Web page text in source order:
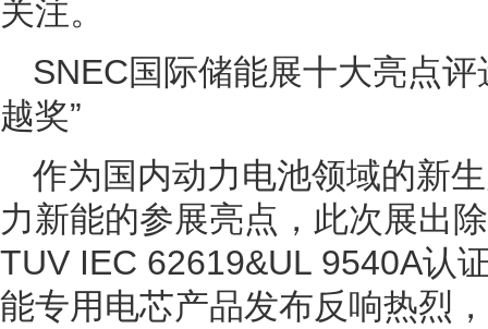
关注。
SNEC国际储能展十大亮点
越奖”
作为国内动力电池领域的新
力新能的参展亮点，此次展出
TUV IEC 62619&UL 9540A认
能专用电芯产品发布反响热烈